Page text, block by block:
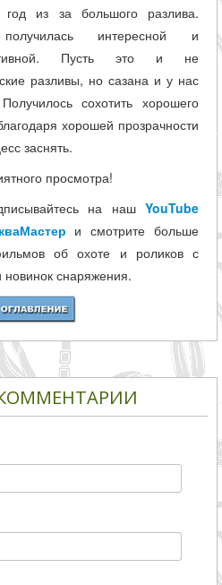
из за большого разлива.
интересной и
Пусть это и не
разливы, но сазана и у нас
сохотить хорошего
хорошей прозрачности
заснять.
просмотра!
на наш YouTube
и смотрите больше
об охоте и роликов с
новинок снаряжения.